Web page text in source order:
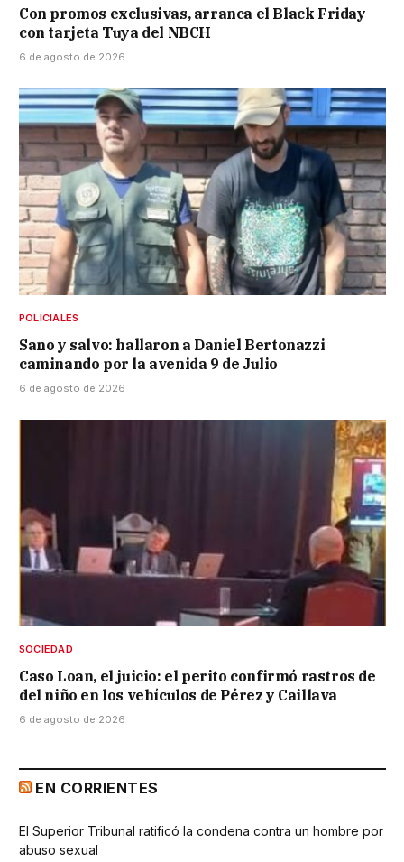
Con promos exclusivas, arranca el Black Friday
con tarjeta Tuya del NBCH
6 de agosto de 2026
POLICIALES
Sano y salvo: hallaron a Daniel Bertonazzi
caminando por la avenida 9 de Julio
6 de agosto de 2026
SOCIEDAD
Caso Loan, el juicio: el perito confirmó rastros de
del niño en los vehículos de Pérez y Caillava
6 de agosto de 2026
EN CORRIENTES
El Superior Tribunal ratificó la condena contra un hombre por
abuso sexual